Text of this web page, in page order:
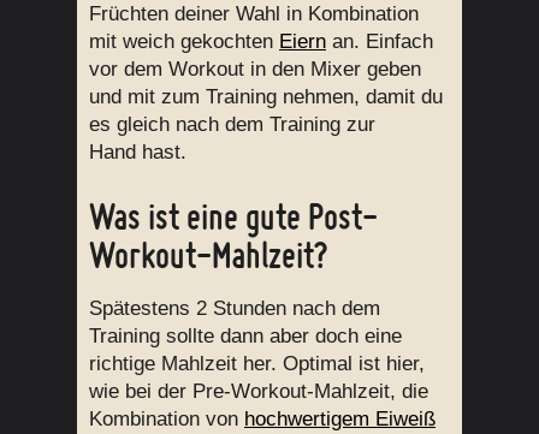
Früchten deiner Wahl in Kombination
mit weich gekochten Eiern an. Einfach
vor dem Workout in den Mixer geben
und mit zum Training nehmen, damit du
es gleich nach dem Training zur
Hand hast.
Was ist eine gute Post-
Workout-Mahlzeit?
Spätestens 2 Stunden nach dem
Training sollte dann aber doch eine
richtige Mahlzeit her. Optimal ist hier,
wie bei der Pre-Workout-Mahlzeit, die
Kombination von hochwertigem Eiweiß